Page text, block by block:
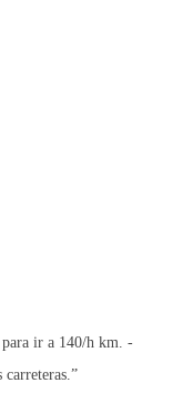
ir a 140/h km. -
carreteras.”